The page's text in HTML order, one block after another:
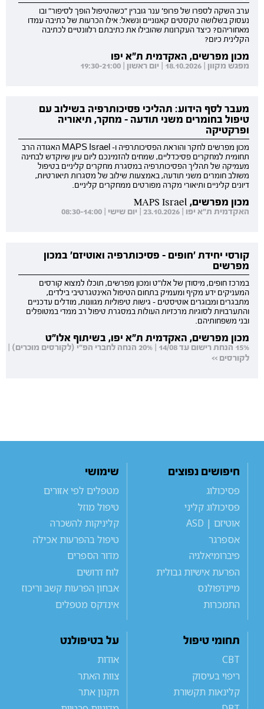
ערב השקה לספרו של פרופ' ענר גוברין "כשהטיפול הופך לסיפור" ובו
נעסוק בשלושה טקסטים קאנוניים ונשאל: אילו הכרעות של כתיבה עמדו
מאחוריהם? כיצד העקרונות שהובילו את כתיבתם רלוונטיים לכתיבה
הקלינית כיום?
מכון מפרשים, האקדמית ת"א יפו
מפגש מקוון | 18.10.2026 | יום ראשון | 19:30-21:00
מעבר לסף הידוע: תהליכי פסיכותרפיה בשילוב עם
טיפול בחומרים משני תודעה - מחקר, תיאוריה
ופרקטיקה
מכון מפרשים לחקר והוראת הפסיכותרפיה ו- MAPS Israel האגודה הרב
תחומית למחקרים פסיכדליים, שמחים להזמינכם ליום עיון שיוקדש לבחינה
מעמיקה של תהליך הפסיכותרפיה במסגרת מחקרים קליניים בטיפול
משולב חומרים משני תודעה, באמצעות שילוב של מסגרות תיאורטיות,
דיונים קליניים ותיאורי מקרה מפורטים ממחקרים קליניים.
מכון מפרשים, MAPS Israel
האקדמית ת"א יפו | 23.10.2026 | יום שישי | 08:30-14:00
קורסי יחידת 'חופים - פסיכותרפיה ואוטיזם' במכון
מפרשים
במרכז חופים, מיסודן של אלו"ט ומכון מפרשים, תוכלו למצוא קורסים
המעניקים ידע מקיף ומעמיק בתחום הטיפול האינטגרטיבי בילדים,
מתבגרים ומבוגרים אוטיסטים - גישות טיפוליות מגוונות, מודלים עדכניים
והתערבויות לסוגיות מרכזיות העולות במסגרת טיפול רב ממדי במטופלים
ובני משפחותיהם.
מכון מפרשים, האקדמית ת"א יפו, בשיתוף אלו"ט
15% הנחת רישום עד 14/08 | 20% הנחה לחברי הפ"י (לקורסים מוכרים) |
לקורסים >>
חיפושים נפוצים
פסיכולוג
פסיכולוג קליני
אוטיזם | ASD
אספרגר
פיברומיאלגיה
הפרעת אישיות גבולית
מיינדפולנס
התמכרות
שימושי
מטפלים לפי אזורים
טיפול מוזל
קליניקות להשכרה
טיפול בהפרעות אכילה
מדור הספרים
לוח דרושים
אבחון הפרעות קשב וריכוז
אינדקס מטפלים
תחומי טיפול
CBT
ריפוי בעיסוק
קלינאות תקשורת
על בטיפולנט
אודות
צוות האתר
תקנון אתר